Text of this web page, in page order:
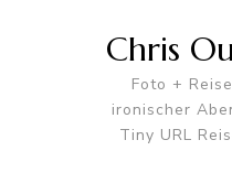
Chris
Foto +
ironischer
Tiny URL